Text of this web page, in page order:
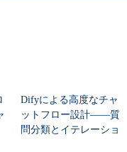
Difyによる高度なチャ
ットフロー設計――質
問分類とイテレーショ